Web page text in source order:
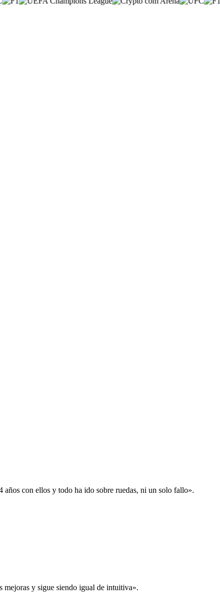
con ellos y todo ha ido sobre ruedas, ni un solo fallo».
mejoras y sigue siendo igual de intuitiva».